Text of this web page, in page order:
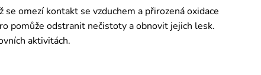
omezí kontakt se vzduchem a přirozená oxidace
pomůže odstranit nečistoty a obnovit jejich lesk.
aktivitách.